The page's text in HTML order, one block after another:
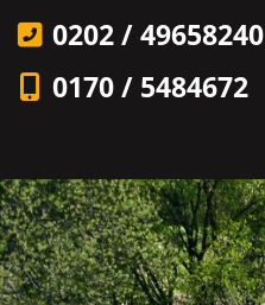
0202 / 49658240
0170 / 5484672